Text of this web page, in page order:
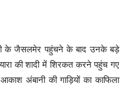
के जैसलमेर पहुंचने के बाद उनके बड़े
की शादी में शिरकत करने पहुंच गए
अंबानी की गाड़ियों का काफिला